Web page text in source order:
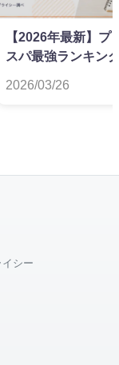
【2026年最新】プ
スパ最強ランキン
2026/03/26
シー